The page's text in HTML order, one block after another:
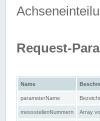
Request-
Name
parameterName
messstellenNummern Array